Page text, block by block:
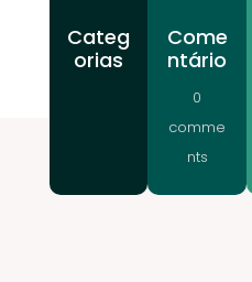
Categ
orias
Come
ntário
0
comme
nts